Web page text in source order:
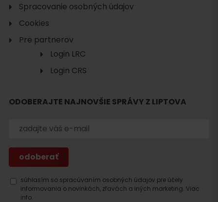
Hľadať
ubytovanie
Spracovanie osobných údajov
Cookies
Pre partnerov
Login LRC
Login CRS
ODOBERAJTE NAJNOVŠIE SPRÁVY Z LIPTOVA
súhlasím so spracúvaním osobných údajov pre účely
informovania o novinkách, zľavách a iných marketing. Viac
info.